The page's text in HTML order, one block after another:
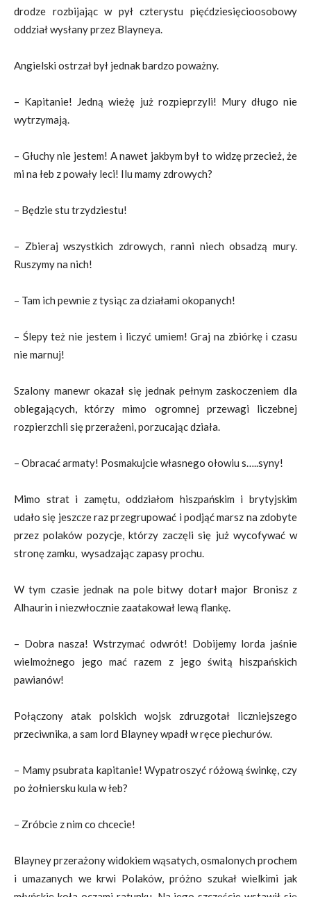
drodze rozbijając w pył czterystu pięćdziesięcioosobowy
oddział wysłany przez Blayneya.
Angielski ostrzał był jednak bardzo poważny.
– Kapitanie! Jedną wieżę już rozpieprzyli! Mury długo nie
wytrzymają.
– Głuchy nie jestem! A nawet jakbym był to widzę przecież, że
mi na łeb z powały leci! Ilu mamy zdrowych?
– Będzie stu trzydziestu!
– Zbieraj wszystkich zdrowych, ranni niech obsadzą mury.
Ruszymy na nich!
– Tam ich pewnie z tysiąc za działami okopanych!
– Ślepy też nie jestem i liczyć umiem! Graj na zbiórkę i czasu
nie marnuj!
Szalony manewr okazał się jednak pełnym zaskoczeniem dla
oblegających, którzy mimo ogromnej przewagi liczebnej
rozpierzchli się przerażeni, porzucając działa.
– Obracać armaty! Posmakujcie własnego ołowiu s…..syny!
Mimo strat i zamętu, oddziałom hiszpańskim i brytyjskim
udało się jeszcze raz przegrupować i podjąć marsz na zdobyte
przez polaków pozycje, którzy zaczęli się już wycofywać w
stronę zamku, wysadzając zapasy prochu.
W tym czasie jednak na pole bitwy dotarł major Bronisz z
Alhaurin i niezwłocznie zaatakował lewą flankę.
– Dobra nasza! Wstrzymać odwrót! Dobijemy lorda jaśnie
wielmożnego jego mać razem z jego świtą hiszpańskich
pawianów!
Połączony atak polskich wojsk zdruzgotał liczniejszego
przeciwnika, a sam lord Blayney wpadł w ręce piechurów.
– Mamy psubrata kapitanie! Wypatroszyć różową świnkę, czy
po żołniersku kula w łeb?
– Zróbcie z nim co chcecie!
Blayney przerażony widokiem wąsatych, osmalonych prochem
i umazanych we krwi Polaków, próżno szukał wielkimi jak